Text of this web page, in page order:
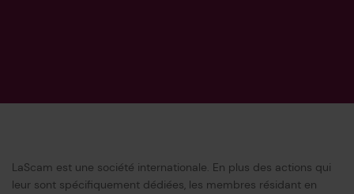
LaScam est une société internationale. En plus des actions qui
leur sont spécifiquement dédiées, les membres résidant en